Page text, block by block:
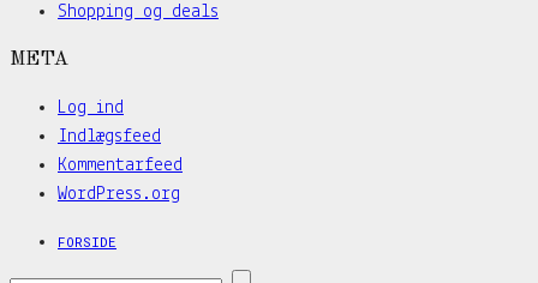
Shopping og deals
META
Log ind
Indlægsfeed
Kommentarfeed
WordPress.org
FORSIDE